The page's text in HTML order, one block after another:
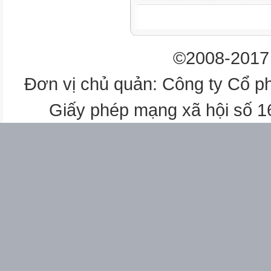
NĂM HỌC 2020-2021
©2008-
Đơn vị chủ quản: Công ty Cổ
Giấy phép mạng xã hội số